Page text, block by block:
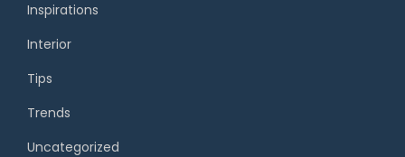
Inspirations
Interior
Tips
Trends
Uncategorized